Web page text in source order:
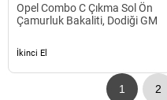
Opel Combo C Çıkma Sol Ön
Çamurluk Bakaliti, Dodiği GM
İkinci El
1 2